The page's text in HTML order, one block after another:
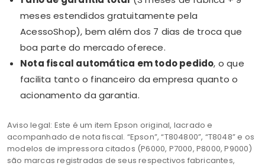
meses estendidos gratuitamente pela
AcessoShop), bem além dos 7 dias de troca que
boa parte do mercado oferece.
Nota fiscal automática em todo pedido, o que
facilita tanto o financeiro da empresa quanto o
acionamento da garantia.
Aviso legal: Este é um item Epson original, lacrado e
acompanhado de nota fiscal. “Epson”, “T804800”, “T8048” e os
modelos de impressora citados (P6000, P7000, P8000, P9000)
são marcas registradas de seus respectivos fabricantes,